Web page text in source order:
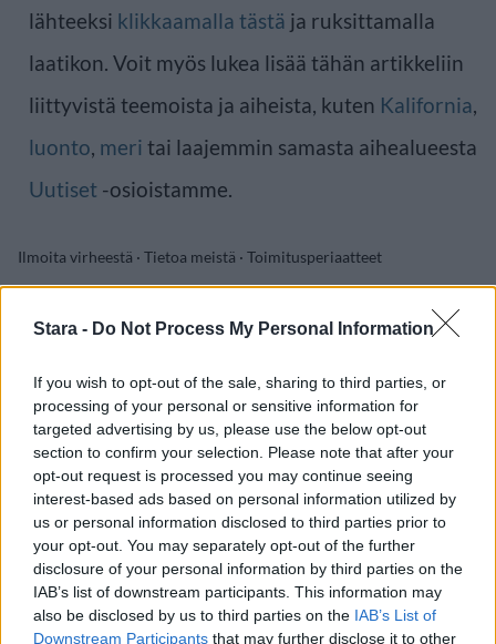
Stara - Do Not Process My Personal Information
If you wish to opt-out of the sale, sharing to third parties, or
processing of your personal or sensitive information for
targeted advertising by us, please use the below opt-out
section to confirm your selection. Please note that after your
opt-out request is processed you may continue seeing
interest-based ads based on personal information utilized by
us or personal information disclosed to third parties prior to
your opt-out. You may separately opt-out of the further
disclosure of your personal information by third parties on the
IAB’s list of downstream participants. This information may
also be disclosed by us to third parties on the IAB’s List of
Downstream Participants that may further disclose it to other
lähteeksi klikkaamalla tästä ja ruksittamalla
laatikon. Voit myös lukea lisää tähän artikkeliin
liittyvistä teemoista ja aiheista, kuten Kalifornia,
luonto, meri tai laajemmin samasta aihealueesta
Uutiset -osioistamme.
Ilmoita virheestä · Tietoa meistä · Toimitusperiaatteet